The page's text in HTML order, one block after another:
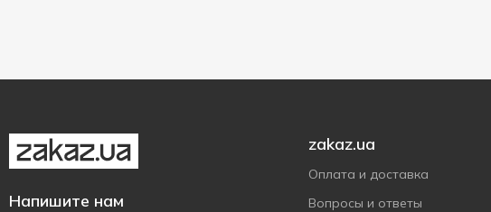
Напишите нам
zakaz.ua
Оплата и доставка
Вопросы и ответы